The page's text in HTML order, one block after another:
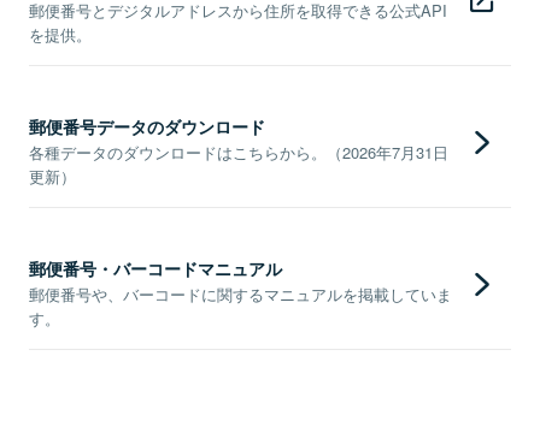
郵便番号とデジタルアドレスから住所を取得できる公式API
を提供。
郵便番号データのダウンロード
各種データのダウンロードはこちらから。（2026年7月31日
更新）
郵便番号・バーコードマニュアル
郵便番号や、バーコードに関するマニュアルを掲載していま
す。